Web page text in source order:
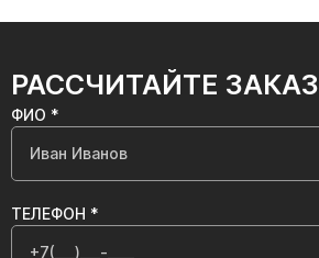
РАССЧИТАЙТЕ ЗАКАЗ
ФИО *
ТЕЛЕФОН *